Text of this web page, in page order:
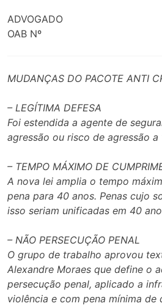
ADVOGADO
OAB Nº
MUDANÇAS DO PACOTE ANTI
– LEGÍTIMA DEFESA
Foi estendida a agente de
agressão ou risco de agressão
– TEMPO MÁXIMO DE
A nova lei amplia o tempo
pena para 40 anos. Penas cujo
isso seriam unificadas em 40
– NÃO PERSECUÇÃO PENAL
O grupo de trabalho aprovou
Alexandre Moraes que define o
persecução penal, aplicado a
violência e com pena mínima de